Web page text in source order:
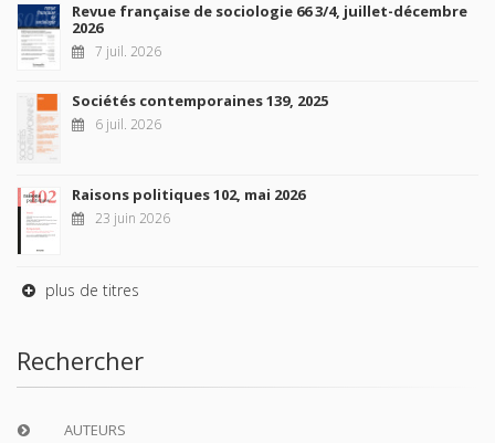
Revue française de sociologie 66 3/4, juillet-décembre
2026
7 juil. 2026
Sociétés contemporaines 139, 2025
6 juil. 2026
Raisons politiques 102, mai 2026
23 juin 2026
plus de titres
Rechercher
AUTEURS